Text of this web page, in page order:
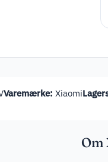
Varemærke: Xiaomi
Om